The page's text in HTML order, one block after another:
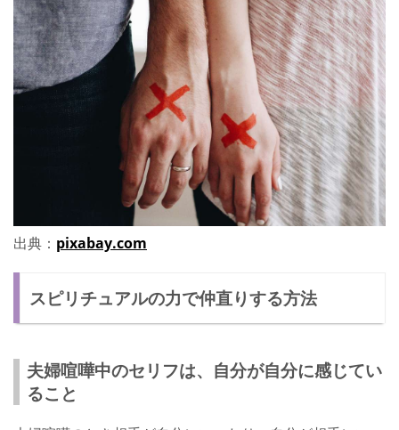
出典： pixabay.com
スピリチュアルの力で仲直りする方法
夫婦喧嘩中のセリフは、自分が自分に感じてい
ること